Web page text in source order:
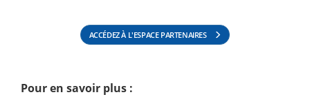
ACCÉDEZ À L'ESPACE PARTENAIRES
Pour en savoir plus :